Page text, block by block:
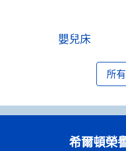
嬰兒床
所
希爾頓榮